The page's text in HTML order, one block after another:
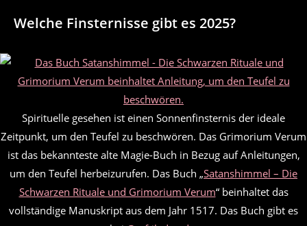
Welche Finsternisse gibt es 2025?
Spirituelle gesehen ist einen Sonnenfinsternis der ideale
Zeitpunkt, um den Teufel zu beschwören. Das Grimorium Verum
ist das bekannteste alte Magie-Buch in Bezug auf Anleitungen,
um den Teufel herbeizurufen. Das Buch „Satanshimmel – Die
Schwarzen Rituale und Grimorium Verum“ beinhaltet das
vollständige Manuskript aus dem Jahr 1517. Das Buch gibt es